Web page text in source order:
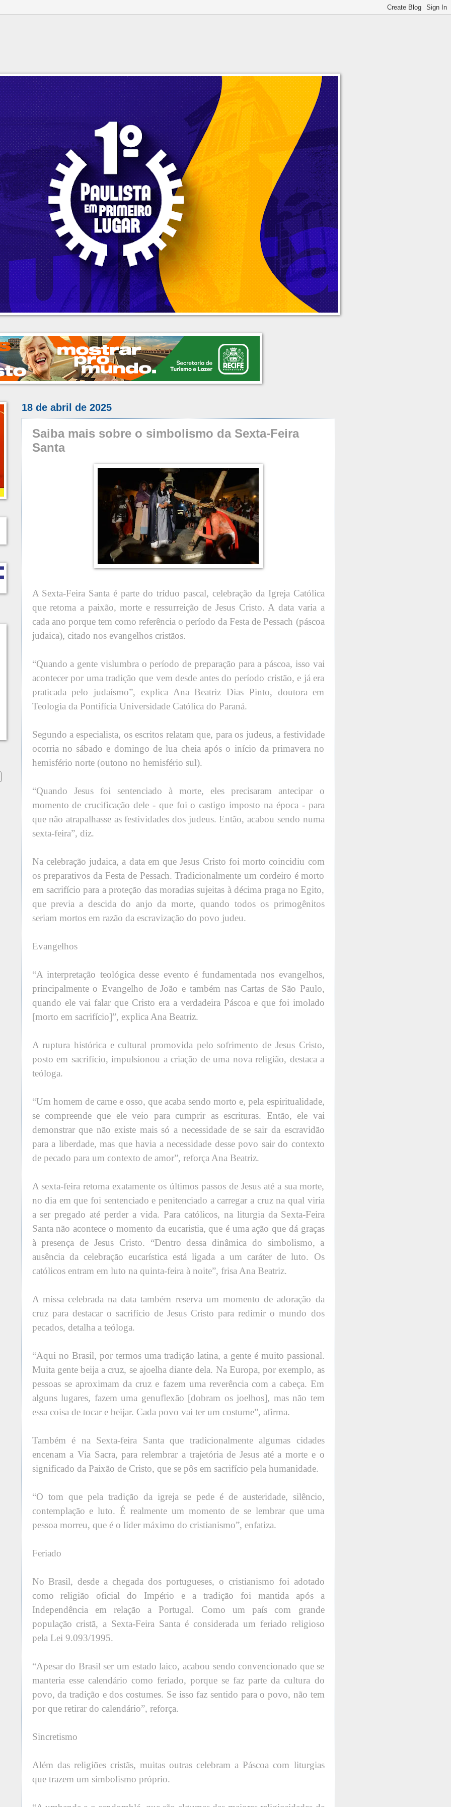
18 de abril de 2025
Saiba mais sobre o simbolismo da Sexta-Feira
Santa
A Sexta-Feira Santa é parte do tríduo pascal, celebração da Igreja Católica
que retoma a paixão, morte e ressurreição de Jesus Cristo. A data varia a
cada ano porque tem como referência o período da Festa de Pessach (páscoa
judaica), citado nos evangelhos cristãos.
“Quando a gente vislumbra o período de preparação para a páscoa, isso vai
acontecer por uma tradição que vem desde antes do período cristão, e já era
praticada pelo judaísmo”, explica Ana Beatriz Dias Pinto, doutora em
Teologia da Pontifícia Universidade Católica do Paraná.
Segundo a especialista, os escritos relatam que, para os judeus, a festividade
ocorria no sábado e domingo de lua cheia após o início da primavera no
hemisfério norte (outono no hemisfério sul).
“Quando Jesus foi sentenciado à morte, eles precisaram antecipar o
momento de crucificação dele - que foi o castigo imposto na época - para
que não atrapalhasse as festividades dos judeus. Então, acabou sendo numa
sexta-feira”, diz.
Na celebração judaica, a data em que Jesus Cristo foi morto coincidiu com
os preparativos da Festa de Pessach. Tradicionalmente um cordeiro é morto
em sacrifício para a proteção das moradias sujeitas à décima praga no Egito,
que previa a descida do anjo da morte, quando todos os primogênitos
seriam mortos em razão da escravização do povo judeu.
Evangelhos
“A interpretação teológica desse evento é fundamentada nos evangelhos,
principalmente o Evangelho de João e também nas Cartas de São Paulo,
quando ele vai falar que Cristo era a verdadeira Páscoa e que foi imolado
[morto em sacrifício]”, explica Ana Beatriz.
A ruptura histórica e cultural promovida pelo sofrimento de Jesus Cristo,
posto em sacrifício, impulsionou a criação de uma nova religião, destaca a
teóloga.
“Um homem de carne e osso, que acaba sendo morto e, pela espiritualidade,
se compreende que ele veio para cumprir as escrituras. Então, ele vai
demonstrar que não existe mais só a necessidade de se sair da escravidão
para a liberdade, mas que havia a necessidade desse povo sair do contexto
de pecado para um contexto de amor”, reforça Ana Beatriz.
A sexta-feira retoma exatamente os últimos passos de Jesus até a sua morte,
no dia em que foi sentenciado e penitenciado a carregar a cruz na qual viria
a ser pregado até perder a vida. Para católicos, na liturgia da Sexta-Feira
Santa não acontece o momento da eucaristia, que é uma ação que dá graças
à presença de Jesus Cristo. “Dentro dessa dinâmica do simbolismo, a
ausência da celebração eucarística está ligada a um caráter de luto. Os
católicos entram em luto na quinta-feira à noite”, frisa Ana Beatriz.
A missa celebrada na data também reserva um momento de adoração da
cruz para destacar o sacrifício de Jesus Cristo para redimir o mundo dos
pecados, detalha a teóloga.
“Aqui no Brasil, por termos uma tradição latina, a gente é muito passional.
Muita gente beija a cruz, se ajoelha diante dela. Na Europa, por exemplo, as
pessoas se aproximam da cruz e fazem uma reverência com a cabeça. Em
alguns lugares, fazem uma genuflexão [dobram os joelhos], mas não tem
essa coisa de tocar e beijar. Cada povo vai ter um costume”, afirma.
Também é na Sexta-feira Santa que tradicionalmente algumas cidades
encenam a Via Sacra, para relembrar a trajetória de Jesus até a morte e o
significado da Paixão de Cristo, que se pôs em sacrifício pela humanidade.
“O tom que pela tradição da igreja se pede é de austeridade, silêncio,
contemplação e luto. É realmente um momento de se lembrar que uma
pessoa morreu, que é o líder máximo do cristianismo”, enfatiza.
Feriado
No Brasil, desde a chegada dos portugueses, o cristianismo foi adotado
como religião oficial do Império e a tradição foi mantida após a
Independência em relação a Portugal. Como um país com grande
população cristã, a Sexta-Feira Santa é considerada um feriado religioso
pela Lei 9.093/1995.
“Apesar do Brasil ser um estado laico, acabou sendo convencionado que se
manteria esse calendário como feriado, porque se faz parte da cultura do
povo, da tradição e dos costumes. Se isso faz sentido para o povo, não tem
por que retirar do calendário”, reforça.
Sincretismo
Além das religiões cristãs, muitas outras celebram a Páscoa com liturgias
que trazem um simbolismo próprio.